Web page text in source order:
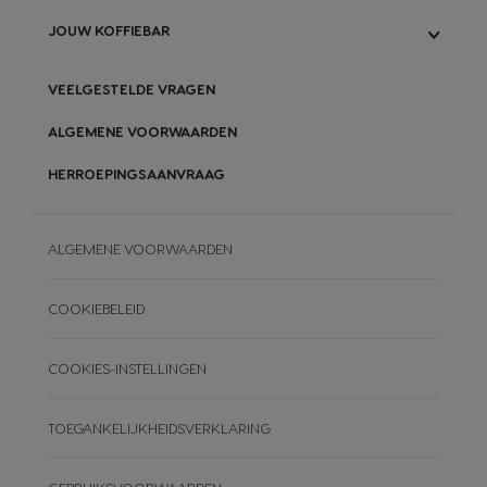
VERGELIJK ORIGINAL- & NEO-SYSTEEM
ORIGINAL-CAPSULES RECYCLEN
JOUW KOFFIEBAR
ONZE RECEPTEN
VEELGESTELDE VRAGEN
ALGEMENE VOORWAARDEN
HERROEPINGSAANVRAAG
ALGEMENE VOORWAARDEN
COOKIEBELEID
COOKIES-INSTELLINGEN
TOEGANKELIJKHEIDSVERKLARING